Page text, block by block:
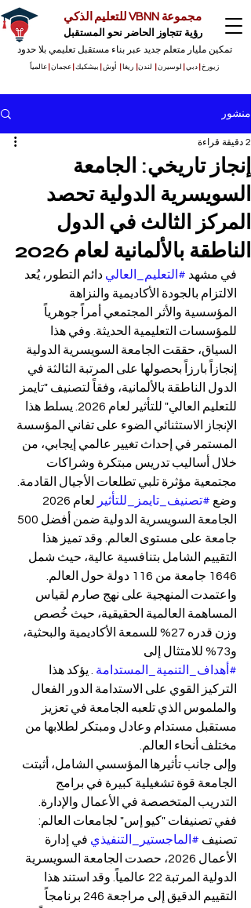
مجموعة VBNN للتعليم الذكي
رؤية تتجاوز الحاضر نحو المستقبل
تمكين مليار متعلم جديد عبر بناء مستقبل تعليمي بلا حدود
زيورخ دبي لوسيرن لندن ريغا أوش بيشكيك عجمان |عالمياً
منشور
إنجاز تاريخي: الجامعة
السويسرية الدولية تحصد
المركز الثالث في الدول
الناطقة بالألمانية لعام 2026
2 دقيقة قراءة
في مشهد #التعليم_العالي دائم التطور، يُعد
الالتزام بالجودة الأكاديمية والنزاهة
المؤسسية والأثر المجتمعي أمراً جوهرياً
للمؤسسات التعليمية الحديثة. وفي هذا
السياق، حققت الجامعة السويسرية الدولية
إنجازاً بارزاً بحصولها على المرتبة الثالثة في
الدول الناطقة بالألمانية، وفقاً لتصنيف "تايمز
للتعليم العالي" للتأثير لعام 2026. يسلط هذا
الإنجاز الاستثنائي الضوء على تفاني المؤسسة
المستمر في إحداث تغيير عالمي إيجابي، من
خلال أساليب تدريس مبتكرة وشراكات
مجتمعية مؤثرة تلبي تطلعات الأجيال القادمة.
وضع #تصنيف_تايمز_للتأثير
جامعة على مستوى العالم. وقد تميز هذا
التقييم الشامل بتنافسية عالية، حيث شمل
1646 جامعة من 116 دولة حول العالم.
واعتمدت المنهجية على نهج صارم لقياس
المساهمة العالمية الحقيقية، حيث خُصص
وزن قدره 27% للسمعة الأكاديمية والبحثية،
و73% للامتثال إلى
#أهداف_التنمية_المستدامة . يؤكد هذا
التركيز القوي على الاستدامة الدور الفعال
والملموس الذي تلعبه الجامعة في تعزيز
مستقبل مستدام وعادل ومبتكر لطلابها من
مختلف أنحاء العالم.
وإلى جانب تأثيرها المؤسسي الشامل، أثبتت
الجامعة قوة تشغيلية كبيرة في برامج
التدريب المتخصصة في الأعمال والإدارة.
ففي تصنيفات "كيو إس" لجامعات العالم:
تصنيف #الماجستير_التنفيذي في إدارة
الأعمال 2026، حصدت الجامعة السويسرية
الدولية المرتبة 22 عالمياً. وقد استند هذا
التقييم الدقيق إلى مراجعة 246 برنامجاً